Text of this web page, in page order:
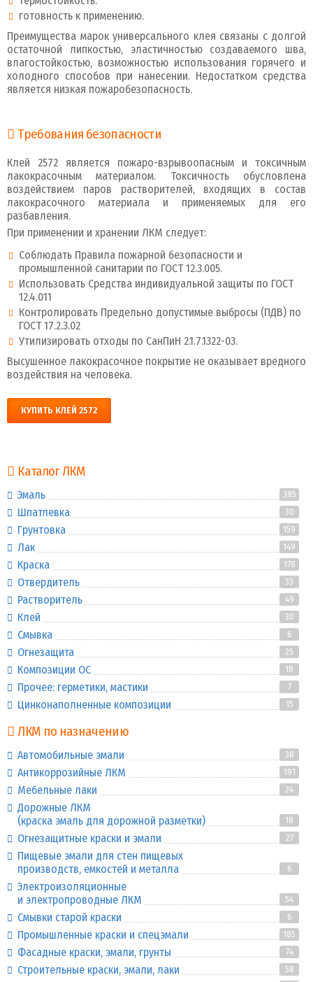
готовность к применению.
Преимущества марок универсального клея связаны с долгой
остаточной липкостью, эластичностью создаваемого шва,
влагостойкостью, возможностью использования горячего и
холодного способов при нанесении. Недостатком средства
является низкая пожаробезопасность.
Требования безопасности
Клей 2572 является пожаро-взрывоопасным и токсичным
лакокрасочным материалом. Токсичность обусловлена
воздействием паров растворителей, входящих в состав
лакокрасочного материала и применяемых для его
разбавления.
При применении и хранении ЛКМ следует:
Соблюдать Правила пожарной безопасности и
промышленной санитарии по ГОСТ 12.3.005.
Использовать Средства индивидуальной защиты по ГОСТ
12.4.011
Контролировать Предельно допустимые выбросы (ПДВ) по
ГОСТ 17.2.3.02
Утилизировать отходы по СанПиН 2.1.7.1322-03.
Высушенное лакокрасочное покрытие не оказывает вредного
воздействия на человека.
КУПИТЬ КЛЕЙ 2572
Каталог ЛКМ
Эмаль 385
Шпатлевка 30
Грунтовка 159
Лак 149
Краска 178
Отвердитель 33
Растворитель 49
Клей 30
Смывка 6
Огнезащита 25
Композиции ОС 18
Прочее: герметики, мастики 7
Цинконаполненные композиции 15
ЛКМ по назначению
Автомобильные эмали 38
Антикоррозийные ЛКМ 191
Мебельные лаки 24
Дорожные ЛКМ
(краска эмаль для дорожной разметки)
18
Огнезащитные краски и эмали 27
Пищевые эмали для стен пищевых
производств, емкостей и металла
6
Электроизоляционные
и электропроводные ЛКМ
54
Смывки старой краски 6
Промышленные краски и спецэмали 185
Фасадные краски, эмали, грунты 74
Строительные краски, эмали, лаки 58